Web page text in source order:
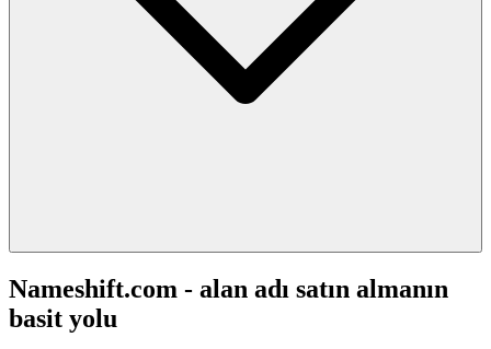
Nameshift.com - alan adı satın almanın
basit yolu